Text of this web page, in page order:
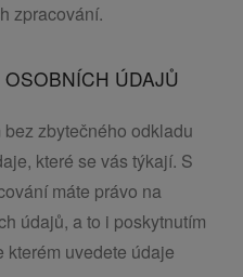
zpracování.
ÚDAJŮ
zbytečného odkladu
které se vás týkají. S
máte právo na
údajů, a to i poskytnutím
uvedete údaje